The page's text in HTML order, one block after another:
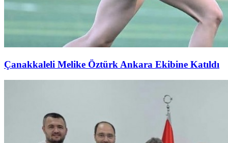
Çanakkaleli Melike Öztürk Ankara Ekibine Katıldı